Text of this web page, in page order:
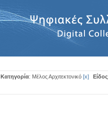
Κατηγορία: Μέλος Αρχιτεκτονικό [x] Είδος